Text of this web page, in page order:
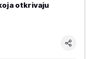
otkrivaju